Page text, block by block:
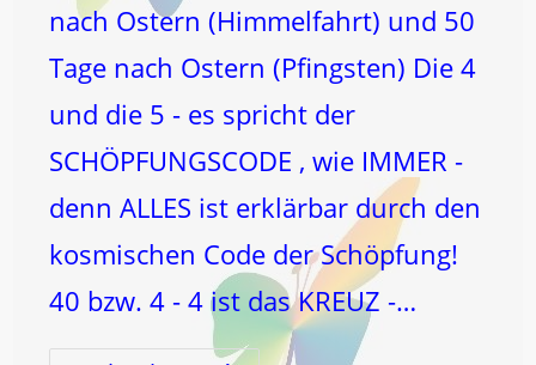
nach Ostern (Himmelfahrt) und 50
Tage nach Ostern (Pfingsten) Die 4
und die 5 - es spricht der
SCHÖPFUNGSCODE , wie IMMER -
denn ALLES ist erklärbar durch den
kosmischen Code der Schöpfung!
40 bzw. 4 - 4 ist das KREUZ -…